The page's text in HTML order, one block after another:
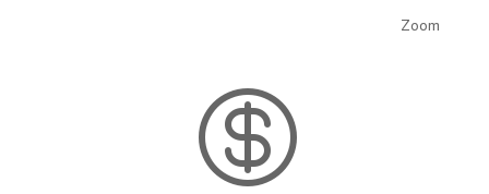
Zoom
